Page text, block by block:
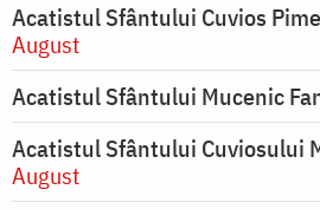
Acatistul Sfântului Cuvios
August
Acatistul Sfântului Mucenic
Acatistul Sfântului Cuviosului
August